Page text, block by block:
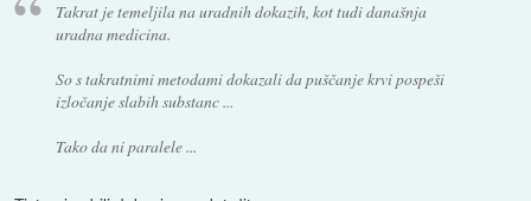
Takrat je temeljila na uradnih dokazih, kot tudi današnja
uradna medicina.
So s takratnimi metodami dokazali da puščanje krvi pospeši
izločanje slabih substanc ...
Tako da ni paralele ...